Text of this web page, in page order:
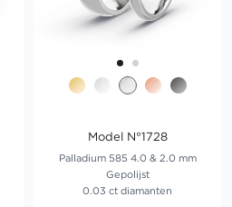
Model N°1728
Palladium 585 4.0 & 2.0 mm
Gepolijst
0.03 ct diamanten